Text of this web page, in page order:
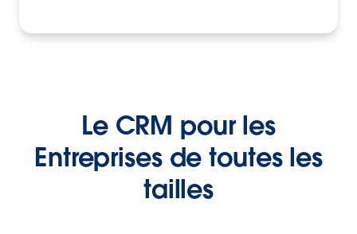
Le CRM pour les
Entreprises de toutes les
tailles